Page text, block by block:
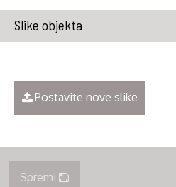
Slike objekta
Postavite nove slike
Spremi